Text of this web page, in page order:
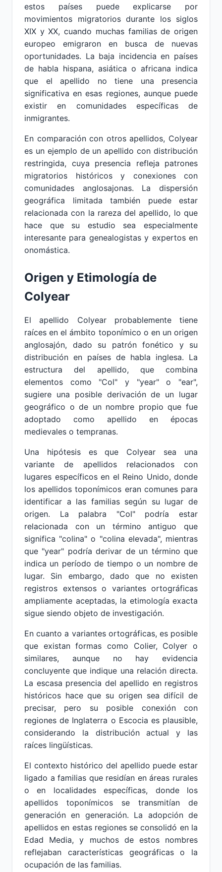
estos países puede explicarse por
movimientos migratorios durante los siglos
XIX y XX, cuando muchas familias de origen
europeo emigraron en busca de nuevas
oportunidades. La baja incidencia en países
de habla hispana, asiática o africana indica
que el apellido no tiene una presencia
significativa en esas regiones, aunque puede
existir en comunidades específicas de
inmigrantes.
En comparación con otros apellidos, Colyear
es un ejemplo de un apellido con distribución
restringida, cuya presencia refleja patrones
migratorios históricos y conexiones con
comunidades anglosajonas. La dispersión
geográfica limitada también puede estar
relacionada con la rareza del apellido, lo que
hace que su estudio sea especialmente
interesante para genealogistas y expertos en
onomástica.
Origen y Etimología de
Colyear
El apellido Colyear probablemente tiene
raíces en el ámbito toponímico o en un origen
anglosajón, dado su patrón fonético y su
distribución en países de habla inglesa. La
estructura del apellido, que combina
elementos como "Col" y "year" o "ear",
sugiere una posible derivación de un lugar
geográfico o de un nombre propio que fue
adoptado como apellido en épocas
medievales o tempranas.
Una hipótesis es que Colyear sea una
variante de apellidos relacionados con
lugares específicos en el Reino Unido, donde
los apellidos toponímicos eran comunes para
identificar a las familias según su lugar de
origen. La palabra "Col" podría estar
relacionada con un término antiguo que
significa "colina" o "colina elevada", mientras
que "year" podría derivar de un término que
indica un período de tiempo o un nombre de
lugar. Sin embargo, dado que no existen
registros extensos o variantes ortográficas
ampliamente aceptadas, la etimología exacta
sigue siendo objeto de investigación.
En cuanto a variantes ortográficas, es posible
que existan formas como Colier, Colyer o
similares, aunque no hay evidencia
concluyente que indique una relación directa.
La escasa presencia del apellido en registros
históricos hace que su origen sea difícil de
precisar, pero su posible conexión con
regiones de Inglaterra o Escocia es plausible,
considerando la distribución actual y las
raíces lingüísticas.
El contexto histórico del apellido puede estar
ligado a familias que residían en áreas rurales
o en localidades específicas, donde los
apellidos toponímicos se transmitían de
generación en generación. La adopción de
apellidos en estas regiones se consolidó en la
Edad Media, y muchos de estos nombres
reflejaban características geográficas o la
ocupación de las familias.